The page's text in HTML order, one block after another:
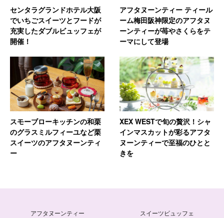
センタラグランドホテル大阪
でいちごスイーツとフードが
充実したダブルビュッフェが
開催！
アフタヌーンティー ティール
ーム梅田阪神限定のアフタヌ
ーンティーが苺やさくらをテ
ーマにして登場
スモーブローキッチンの和栗
のグラスミルフィーユなど栗
スイーツのアフタヌーンティ
ー
XEX WESTで旬の贅沢！シャ
インマスカットが彩るアフタ
ヌーンティーで至福のひとと
きを
アフタヌーンティー スイーツビュッフェ